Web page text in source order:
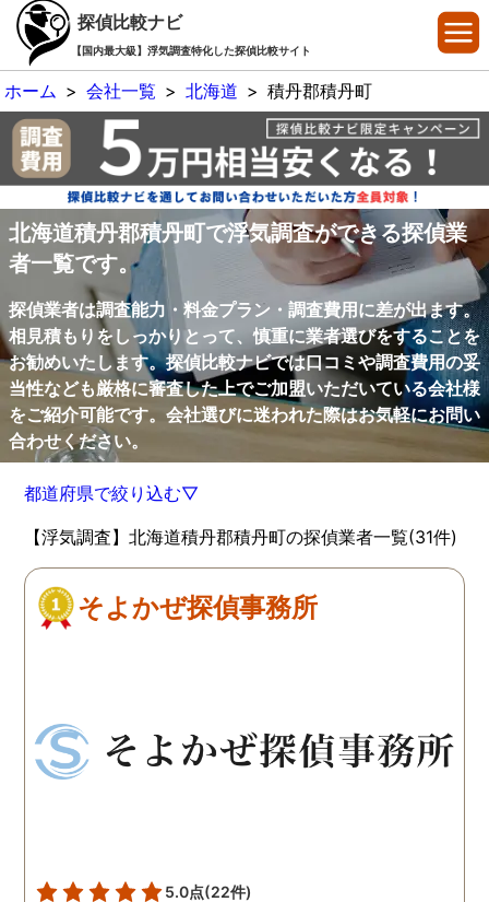
探偵比較ナビ
【国内最大級】浮気調査特化した探偵比較サイト
ホーム > 会社一覧 > 北海道 > 積丹郡積丹町
北海道積丹郡積丹町で浮気調査ができる探偵業
者一覧です。
探偵業者は調査能力・料金プラン・調査費用に差が出ます。
相見積もりをしっかりとって、慎重に業者選びをすることを
お勧めいたします。探偵比較ナビでは口コミや調査費用の妥
当性なども厳格に審査した上でご加盟いただいている会社様
をご紹介可能です。会社選びに迷われた際はお気軽にお問い
合わせください。
都道府県で絞り込む▽
【浮気調査】北海道積丹郡積丹町の探偵業者一覧(31件)
そよかぜ探偵事務所
5.0点(22件)